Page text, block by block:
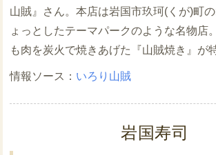
山賊』さん。本店は岩国市玖珂(くが)町
ょっとしたテーマパークのような名物店
も肉を炭火で焼きあげた『山賊焼き』が
いろり山賊
岩国寿司